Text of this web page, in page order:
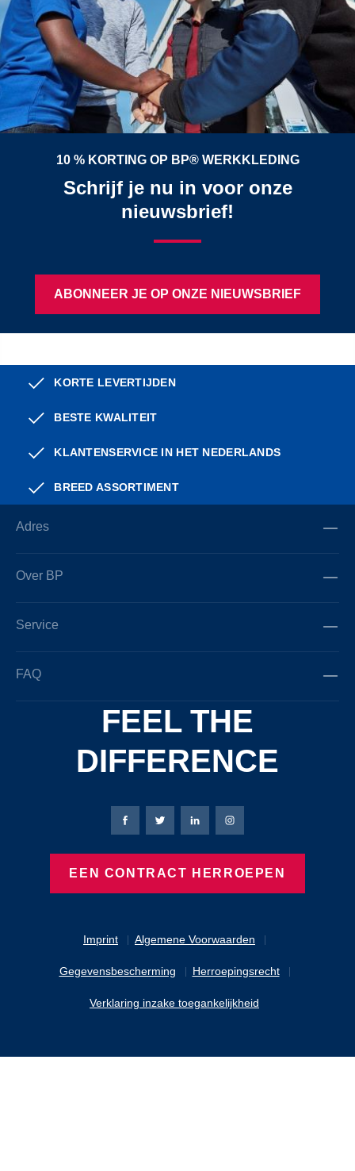
10 % KORTING OP BP® WERKKLEDING
Schrijf je nu in voor onze
nieuwsbrief!
ABONNEER JE OP ONZE NIEUWSBRIEF
KORTE LEVERTIJDEN
BESTE KWALITEIT
KLANTENSERVICE IN HET NEDERLANDS
BREED ASSORTIMENT
Adres
Over BP
Service
FAQ
FEEL THE
DIFFERENCE
Imprint Algemene Voorwaarden
Gegevensbescherming Herroepingsrecht
Verklaring inzake toegankelijkheid
Bierbaum-Proenen Facebook-pagina
Bierbaum-Proenen X-pagina
Bierbaum-Proenen
Bierbaum-Proenen
EEN CONTRACT HERROEPEN